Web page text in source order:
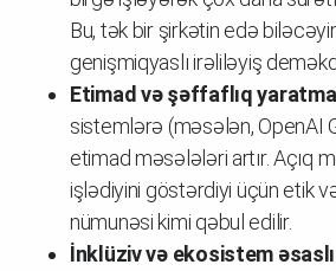
Bu, tək bir şirkətin edə
genişmiqyaslı irəliləyiş
Etimad və şəffaflıq
sistemlərə (məsələn, OpenAI
etimad məsələləri artır. Açıq
işlədiyini göstərdiyi üçün etik
nümunəsi kimi qəbul edilir.
İnklüziv və ekosistem